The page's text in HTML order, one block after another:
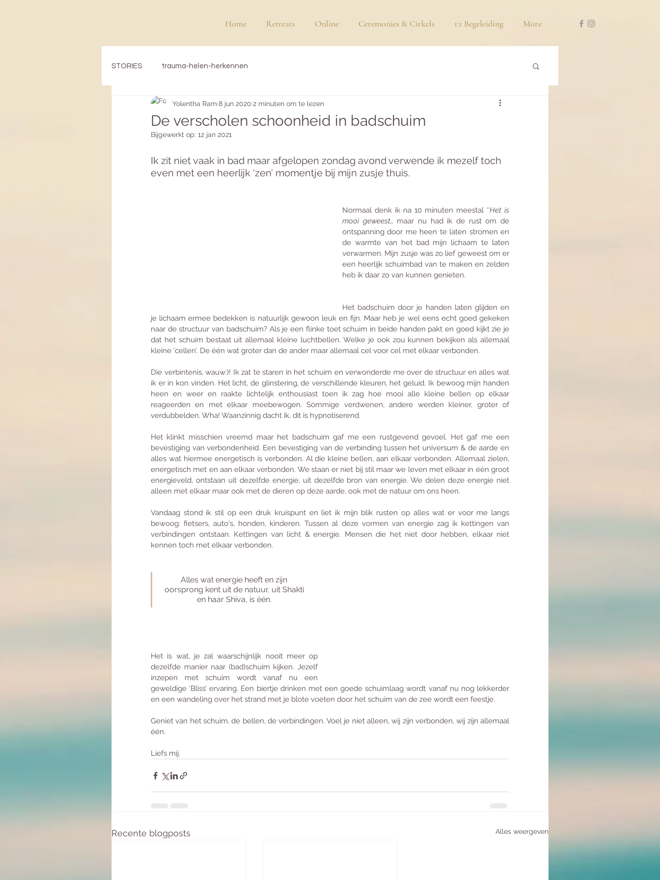
Home Retreats Online Ceremonies & Cirkels 1:1 Begeleiding More
STORIES trauma-helen-herkennen
De verscholen schoonheid in badschuim
Yolentha Ram 8 jun 2020 2 minuten om te lezen
Bijgewerkt op: 12 jan 2021
Ik zit niet vaak in bad maar afgelopen zondag avond verwende ik mezelf toch
even met een heerlijk ‘zen’ momentje bij mijn zusje thuis.
Normaal denk ik na 10 minuten meestal ''Het is
mooi geweest,, maar nu had ik de rust om de
ontspanning door me heen te laten stromen en
de warmte van het bad mijn lichaam te laten
verwarmen. Mijn zusje was zo lief geweest om er
een heerlijk schuimbad van te maken en zelden
heb ik daar zo van kunnen genieten.
Het badschuim door je handen laten glijden en
je lichaam ermee bedekken is natuurlijk gewoon leuk en fijn. Maar heb je wel eens echt goed gekeken
naar de structuur van badschuim? Als je een flinke toet schuim in beide handen pakt en goed kijkt zie je
dat het schuim bestaat uit allemaal kleine luchtbellen. Welke je ook zou kunnen bekijken als allemaal
kleine ‘cellen’. De één wat groter dan de ander maar allemaal cel voor cel met elkaar verbonden.
Die verbintenis, wauw:)! Ik zat te staren in het schuim en verwonderde me over de structuur en alles wat
ik er in kon vinden. Het licht, de glinstering, de verschillende kleuren, het geluid. Ik bewoog mijn handen
heen en weer en raakte lichtelijk enthousiast toen ik zag hoe mooi alle kleine bellen op elkaar
reageerden en met elkaar meebewogen. Sommige verdwenen, andere werden kleiner, groter of
verdubbelden. Wha! Waanzinnig dacht ik, dit is hypnotiserend.
Het klinkt misschien vreemd maar het badschuim gaf me een rustgevend gevoel. Het gaf me een
bevestiging van verbondenheid. Een bevestiging van de verbinding tussen het universum & de aarde en
alles wat hiermee energetisch is verbonden. Al die kleine bellen, aan elkaar verbonden. Allemaal zielen,
energetisch met en aan elkaar verbonden. We staan er niet bij stil maar we leven met elkaar in één groot
energieveld, ontstaan uit dezelfde energie, uit dezelfde bron van energie. We delen deze energie niet
alleen met elkaar maar ook met de dieren op deze aarde, ook met de natuur om ons heen.
Vandaag stond ik stil op een druk kruispunt en liet ik mijn blik rusten op alles wat er voor me langs
bewoog: fietsers, auto's, honden, kinderen. Tussen al deze vormen van energie zag ik kettingen van
verbindingen ontstaan. Kettingen van licht & energie. Mensen die het niet door hebben, elkaar niet
kennen toch met elkaar verbonden.
Alles wat energie heeft en zijn
oorsprong kent uit de natuur, uit Shakti
en haar Shiva, is één.
Het is wat, je zal waarschijnlijk nooit meer op
dezelfde manier naar (bad)schuim kijken. Jezelf
inzepen met schuim wordt vanaf nu een
geweldige ‘Bliss’ ervaring. Een biertje drinken met een goede schuimlaag wordt vanaf nu nog lekkerder
en een wandeling over het strand met je blote voeten door het schuim van de zee wordt een feestje.
Geniet van het schuim, de bellen, de verbindingen. Voel je niet alleen, wij zijn verbonden, wij zijn allemaal
één.
Liefs mij.
Recente blogposts Alles weergeven